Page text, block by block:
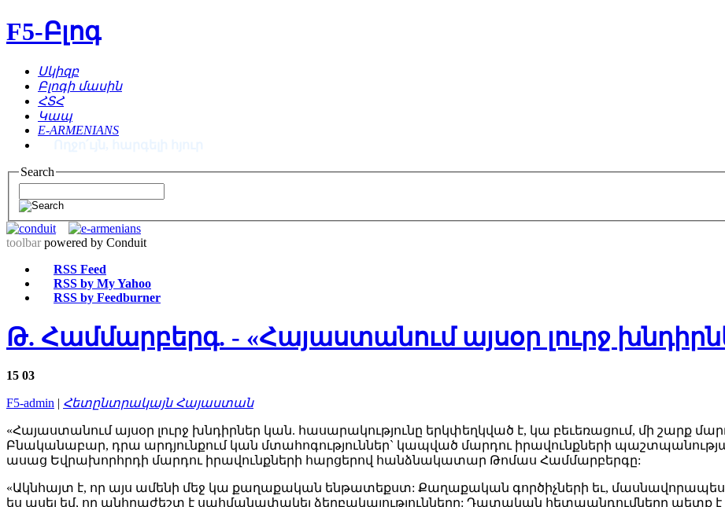
F5-Բլոգ
Սկիզբ
Բլոգի մասին
ՀՏՀ
Կապ
E-ARMENIANS
Search
toolbar powered by Conduit
RSS Feed
RSS by My Yahoo
RSS by Feedburner
Թ. Համմարբերգ. - «Հայաստանում այսօր լուրջ
15 03
F5-admin | Հետընտրակայն Հայաստան
«Հայաստանում այսօր լուրջ խնդիրներ կան. հասարակությունը երկփեղկված է, կա բեւեռացում, մի շարք
Բնականաբար, դրա արդյունքում կան մտահոգություններ` կապված մարդու իրավունքների
ասաց Եվրախորհրդի մարդու իրավունքների հարցերով հանձնակատար Թոմաս Համմարբերգը:
«Ակնհայտ է, որ այս ամենի մեջ կա քաղաքական ենթատեքստ: Քաղաքական գործիչների եւ,
ես ասել եմ, որ անհրաժեշտ է սահմանափակել ձերբակալությունները: Դատական հետապնդումները պետք է